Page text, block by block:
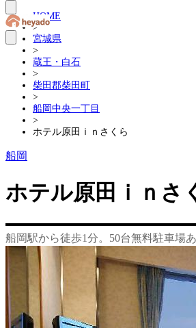
HOME
>
宮城県
>
蔵王・白石
>
柴田郡柴田町
>
船岡中央一丁目
>
ホテル原田ｉｎさくら
船岡
ホテル原田ｉｎさ
船岡駅から徒歩1分。50台無料駐車場あ